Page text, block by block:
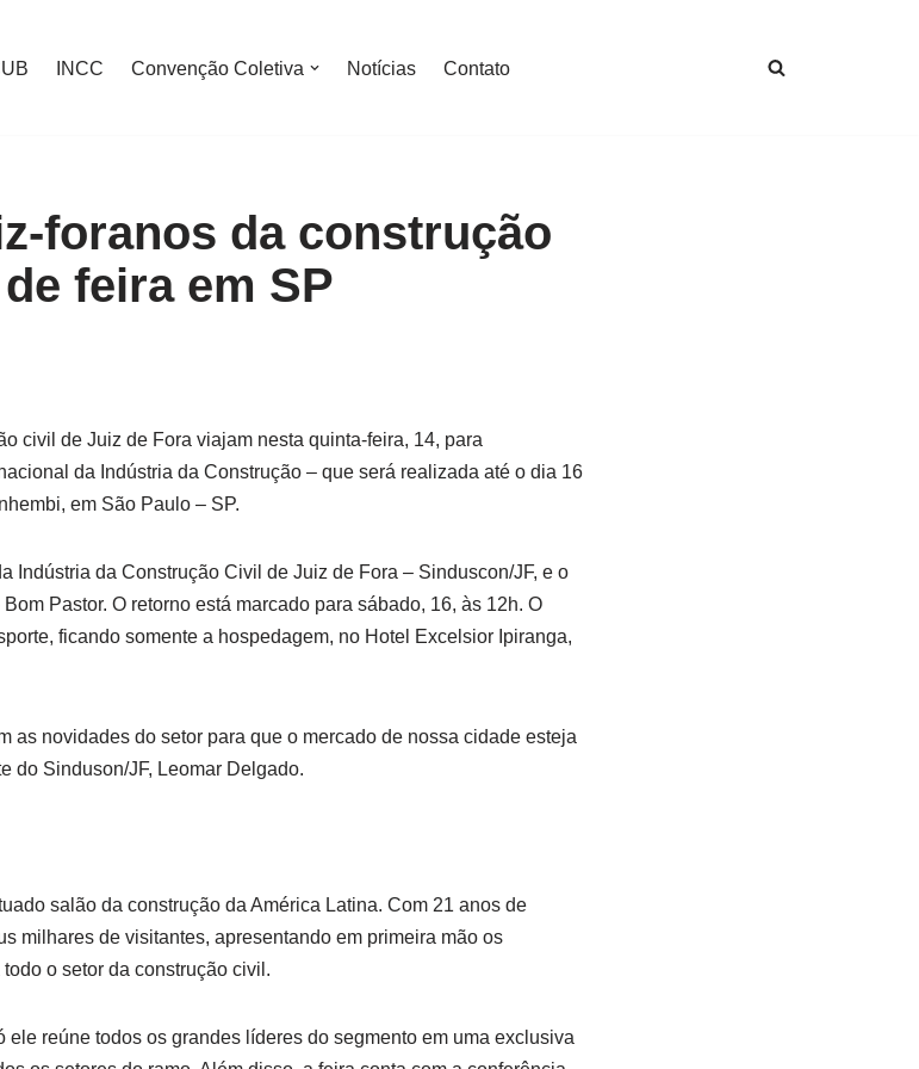
INCC Convenção Coletiva Notícias Contato
foranos da construção
feira em SP
civil de Juiz de Fora viajam nesta quinta-feira, 14, para
da Indústria da Construção – que será realizada até o dia 16
em São Paulo – SP.
Indústria da Construção Civil de Juiz de Fora – Sinduscon/JF, e o
Pastor. O retorno está marcado para sábado, 16, às 12h. O
ficando somente a hospedagem, no Hotel Excelsior Ipiranga,
as novidades do setor para que o mercado de nossa cidade esteja
do Sinduson/JF, Leomar Delgado.
salão da construção da América Latina. Com 21 anos de
milhares de visitantes, apresentando em primeira mão os
o setor da construção civil.
ele reúne todos os grandes líderes do segmento em uma exclusiva